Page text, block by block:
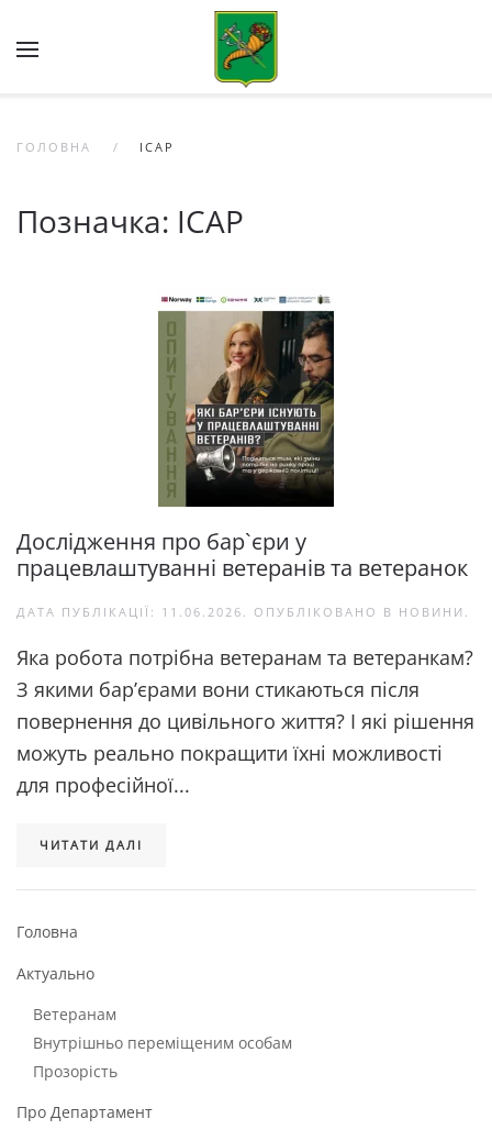
Skip to main content
ГОЛОВНА ІСАР
Позначка: ІСАР
Дослідження про бар`єри у
працевлаштуванні ветеранів та ветеранок
ДАТА ПУБЛІКАЦІЇ: 11.06.2026 . ОПУБЛІКОВАНО В НОВИНИ .
Яка робота потрібна ветеранам та ветеранкам?
З якими бар’єрами вони стикаються після
повернення до цивільного життя? І які рішення
можуть реально покращити їхні можливості
для професійної...
ЧИТАТИ ДАЛІ
Головна
Актуально
Ветеранам
Внутрішньо переміщеним особам
Прозорість
Про Департамент